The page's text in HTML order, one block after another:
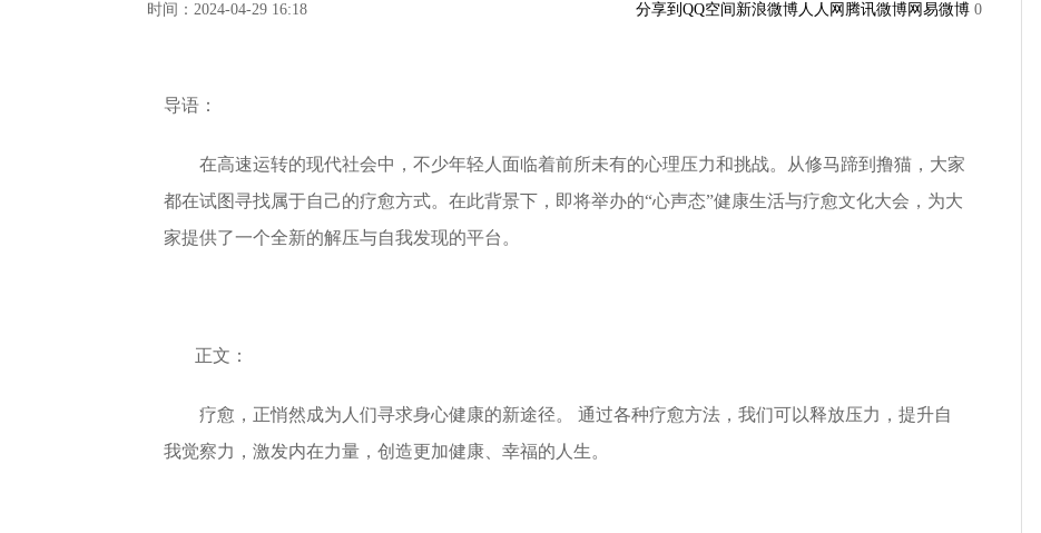
时间：2024-04-29 16:18 分享到 QQ空间 新浪微博人人网 腾讯微博网易微博 0
导语：
在高速运转的现代社会中，不少年轻人面临着前所未有的心理压力和挑战。从修马蹄到撸猫，大家
都在试图寻找属于自己的疗愈方式。在此背景下，即将举办的“心声态”健康生活与疗愈文化大会，为大
家提供了一个全新的解压与自我发现的平台。
正文：
疗愈，正悄然成为人们寻求身心健康的新途径。 通过各种疗愈方法，我们可以释放压力，提升自
我觉察力，激发内在力量，创造更加健康、幸福的人生。